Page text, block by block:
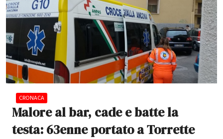
CRONACA
Malore al bar, cade e batte la
testa: 63enne portato a Torrette